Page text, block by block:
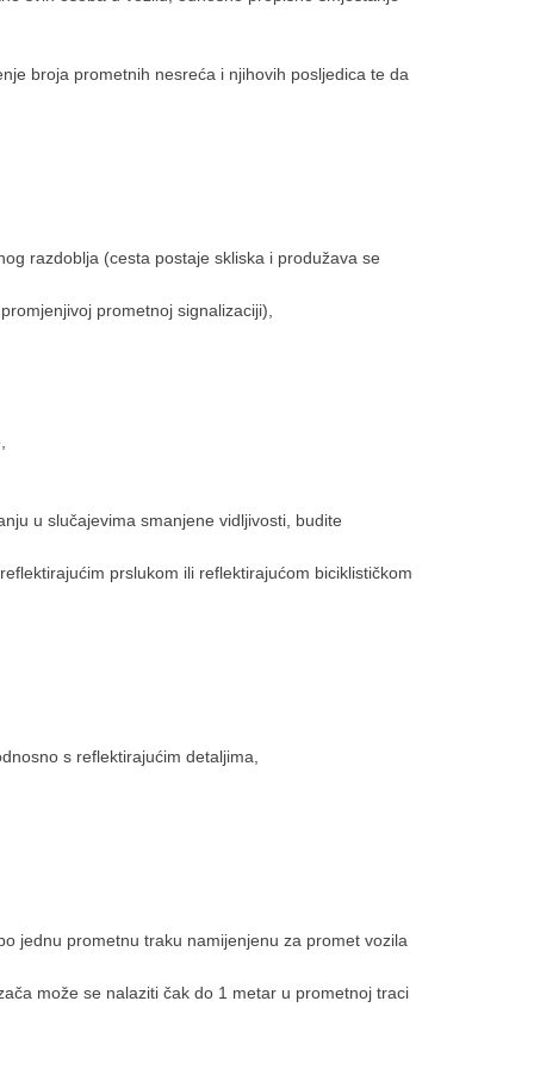
broja prometnih nesreća i njihovih posljedica te da
razdoblja (cesta postaje skliska i produžava se
prometnoj signalizaciji),
u slučajevima smanjene vidljivosti, budite
prslukom ili reflektirajućom biciklističkom
s reflektirajućim detaljima,
jednu prometnu traku namijenjenu za promet vozila
može se nalaziti čak do 1 metar u prometnoj traci